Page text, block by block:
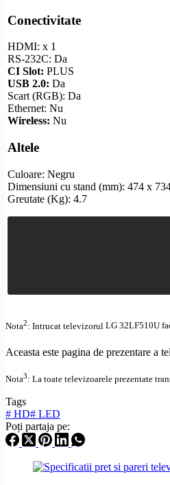
Conectivitate
HDMI: x 1
RS-232C: Da
CI Slot: PLUS
USB 2.0: Da
Scart (RGB): Da
Ethernet: Nu
Wireless: Nu
Altele
Culoare: Negru
Dimensiuni cu stand (mm): 474 x
Greutate (Kg): 4.7
Nota2: Intrucat televizorul LG 32LF510U
Aceasta este pagina de prezentare a
Nota3: La toate televizoarele prezentate
Tags
# HD# LED
Poți partaja pe: